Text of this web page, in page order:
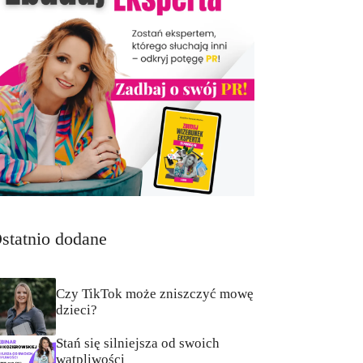
dodane
Czy TikTok może zniszczyć mowę
dzieci?
Stań się silniejsza od swoich
wątpliwości